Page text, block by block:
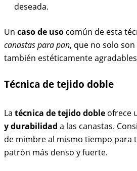
deseada.
Un caso de uso común de esta
canastas para pan, que no solo
también estéticamente
Técnica de tejido doble
La técnica de tejido doble ofrece
y durabilidad a las canastas.
de mimbre al mismo tiempo para
patrón más denso y fuerte.